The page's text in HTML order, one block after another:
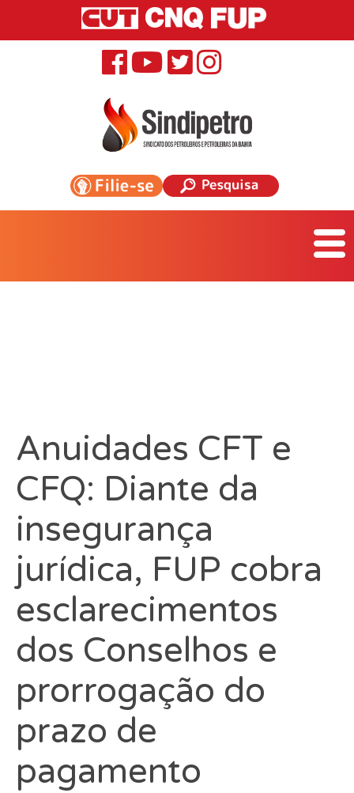
Anuidades CFT e
CFQ: Diante da
insegurança
jurídica, FUP cobra
esclarecimentos
dos Conselhos e
prorrogação do
prazo de
pagamento